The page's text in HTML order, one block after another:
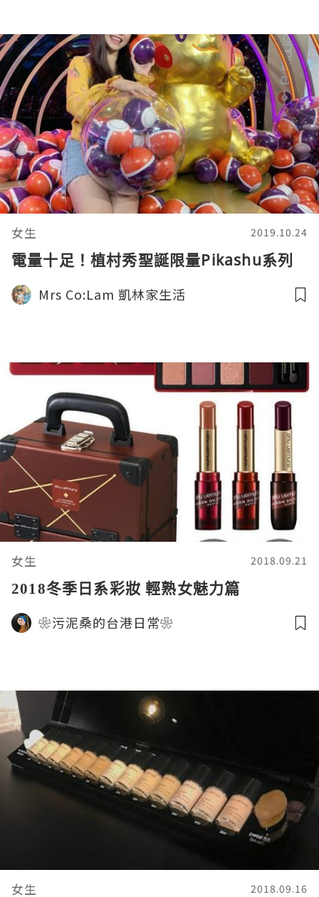
女生 2019.10.24
電量十足！植村秀聖誕限量Pikashu系列
Mrs Co:Lam 凱林家生活
女生 2018.09.21
2018冬季日系彩妝 輕熟女魅力篇
❀污泥桑的台港日常❀
女生 2018.09.16